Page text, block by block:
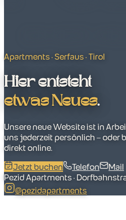
Apartments · Serfaus · Tirol
Hier entsteht
etwas Neues.
Unsere neue Website ist in
uns jederzeit persönlich – oder
direkt online.
Jetzt buchen
Telefon
Mail
Pezid Apartments ·
@pezidapartments